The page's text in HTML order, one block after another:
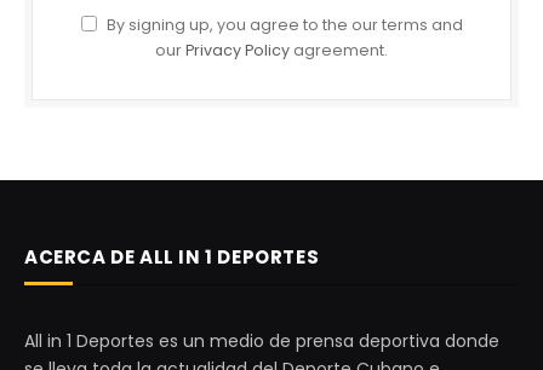
By signing up, you agree to the our terms and
ourPrivacy Policy agreement.
ACERCA DE ALL IN 1 DEPORTES
All in 1 Deportes es un medio de prensa deportiva donde